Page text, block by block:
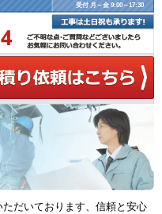
受付 月～金 9:00～17:30
だいております、信頼と安心